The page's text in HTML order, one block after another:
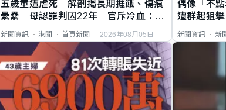
五歲童遭虐死｜解剖揭長期捱餓、傷痕
纍纍 母認罪判囚22年 官斥冷血：同
類案最惡劣
新聞資訊 港聞 首頁新聞 2026年08月05日
偶像「不
遭群起狙
新聞資訊 新